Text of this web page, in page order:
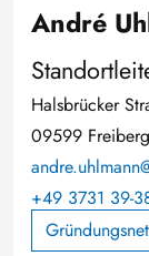
André
Halsbrücker
09599 Freiberg
+49 3731 39-